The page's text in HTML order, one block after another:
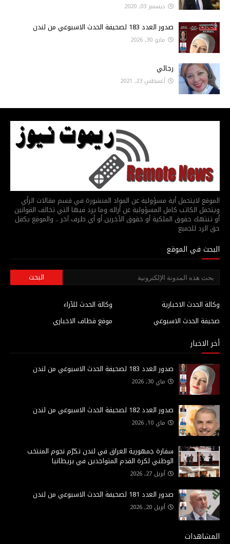
ديسمبر 03, 2020
صدور العدد 183 لصحيفة الحدث الاسبوعي من لندن
مايو 30, 2026
رجائي
أغسطس 23, 2021
الموقع لايتحمل أية مسؤولية عن المواد المنشورة في قسم مقالات الرأي
ويتحمل الكاتب كامل المسؤولية عن أرائه وما يرد فيها التي تخالف القوانين
أو تنتهك حقوق الملكية أو حقوق الآخرين أو أي طرف آخر .. والموقع يكفل
حق الرد للجميع
البحث في الموقع
وكالة الحدث للآراء
وكالة الحدث الاخبارية
موقع قطاف الاخباري
صحيفة الحدث الاسبوعي
أخر الاخبار
صدور العدد 183 لصحيفة الحدث الاسبوعي من لندن
ماي 30, 2026
صدور العدد 182 لصحيفة الحدث الاسبوعي من لندن
ماي 10, 2026
سفارة جمهورية العراق في لندن تكرّم نجوم المنتخب
الوطني لكرة القدم المتواجدين في بريطانيا
أبريل 27, 2026
صدور العدد 181 لصحيفة الحدث الاسبوعي من لندن
أبريل 20, 2026
المشاهدات